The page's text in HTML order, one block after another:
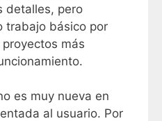
detalles, pero
trabajo básico por
más
es muy nueva en
al usuario. Por